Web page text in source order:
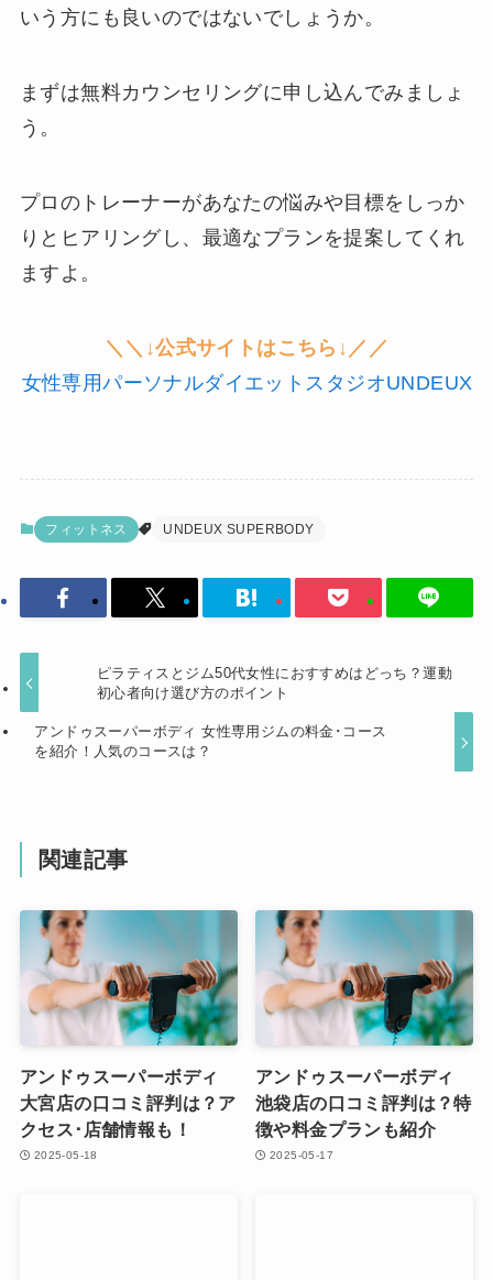
いう方にも良いのではないでしょうか。
まずは無料カウンセリングに申し込んでみましょ
う。
プロのトレーナーがあなたの悩みや目標をしっか
りとヒアリングし、最適なプランを提案してくれ
ますよ。
＼＼↓公式サイトはこちら↓／／
女性専用パーソナルダイエットスタジオUNDEUX
フィットネス UNDEUX SUPERBODY
ピラティスとジム50代女性におすすめはどっち？運動
初心者向け選び方のポイント
アンドゥスーパーボディ 女性専用ジムの料金･コース
を紹介！人気のコースは？
関連記事
アンドゥスーパーボディ
大宮店の口コミ評判は？ア
クセス･店舗情報も！
2025-05-18
アンドゥスーパーボディ
池袋店の口コミ評判は？特
徴や料金プランも紹介
2025-05-17